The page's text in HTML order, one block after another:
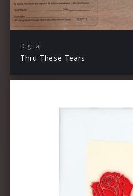
Digital
Thru These Tears